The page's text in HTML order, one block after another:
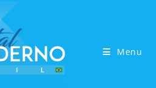
Menu